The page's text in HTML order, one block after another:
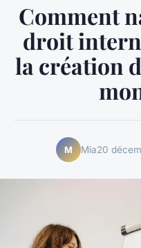
Comment
droit
la création
M Mia20